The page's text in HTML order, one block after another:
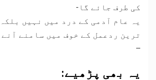
کی طرف جائے گا-
یہ عام آدمی کے درد میں نہیں
ترین ردعمل کے خوف میں سامنے آنے
–
یہ بھی پڑھیے: